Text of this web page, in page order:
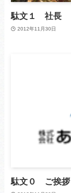
駄文１ 社長
2012年11月30日
駄文０ ご挨拶